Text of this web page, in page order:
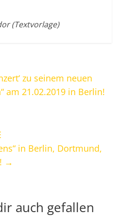
(Textvorlage)
zu seinem neuen
am 21.02.2019 in Berlin!
in Berlin, Dortmund,
→
auch gefallen